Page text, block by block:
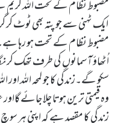
مضبوط نظام کے تحت اللہ
ایک ٹہنی سے جو پتہ بھی ٹوٹ
مضبوط نظام کے تحت ہو رہا
اُٹھاؤ آسمانوں کی طرف تھک
سکو گے۔زندگی کا جو لمحہ
وہ قیمتی ترین ہوتا چلا جائے
زندگی کا مقصد ہے کہ اپنی ہر